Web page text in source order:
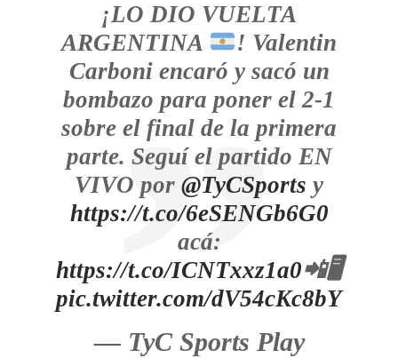
¡LO DIO VUELTA
ARGENTINA
! Valentin
Carboni encaró y sacó un
bombazo para poner el 2-1
sobre el final de la primera
parte. Seguí el partido EN
VIVO por @TyCSports y
https://t.co/6eSENGb6G0
acá:
https://t.co/ICNTxxz1a0📲🖥️
pic.twitter.com/dV54cKc8bY
— TyC Sports Play